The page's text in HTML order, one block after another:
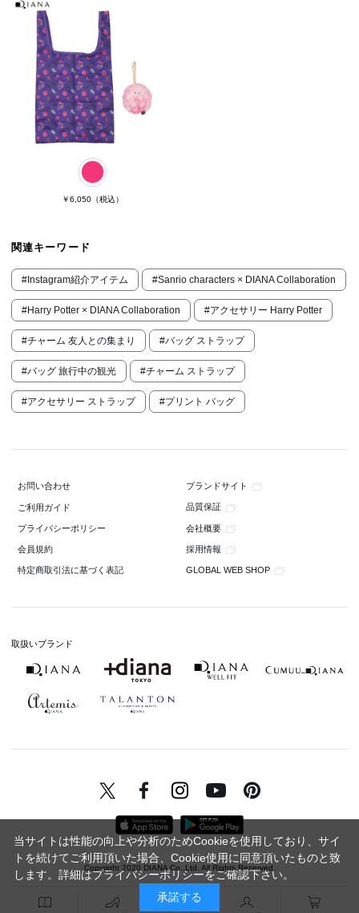
￥6,050 （税込）
関連キーワード
#Instagram紹介アイテム #Sanrio characters × DIANA Collaboration
#Harry Potter × DIANA Collaboration #アクセサリー Harry Potter
#チャーム 友人との集まり #バッグ ストラップ
#バッグ 旅行中の観光 #チャーム ストラップ
#アクセサリー ストラップ #プリント バッグ
お問い合わせ ブランドサイト
ご利用ガイド 品質保証
プライバシーポリシー 会社概要
会員規約 採用情報
特定商取引法に基づく表記 GLOBAL WEB SHOP
取扱いブランド
Copyright 2020 DIANA Co.,Ltd. All Rights Reserved.
当サイトは性能の向上や分析のためCookieを使用しており、サイ
トを続けてご利用頂いた場合、Cookie使用に同意頂いたものと致
します。詳細はプライバシーポリシーをご確認下さい。
承諾する